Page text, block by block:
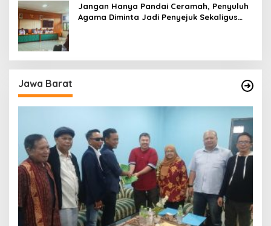
Jangan Hanya Pandai Ceramah, Penyuluh
Agama Diminta Jadi Penyejuk Sekaligus
Jawa Barat